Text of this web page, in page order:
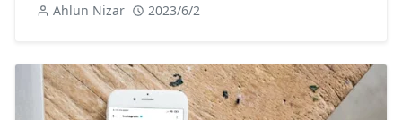
Ahlun Nizar 2023/6/2